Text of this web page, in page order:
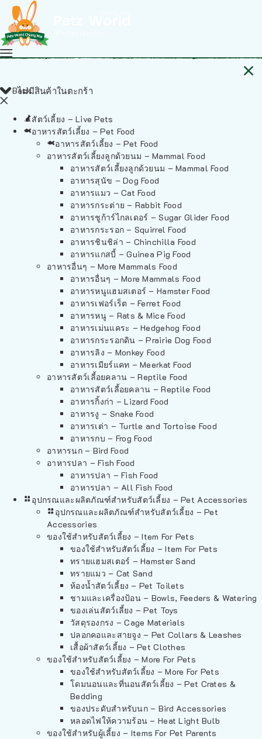
ไม่มีสินค้าในตะกร้า
Back
สัตว์เลี้ยง – Live Pets
อาหารสัตว์เลี้ยง – Pet Food
อาหารสัตว์เลี้ยง – Pet Food
อาหารสัตว์เลี้ยงลูกด้วยนม – Mammal Food
อาหารสัตว์เลี้ยงลูกด้วยนม – Mammal Food
อาหารสุนัข – Dog Food
อาหารแมว – Cat Food
อาหารกระต่าย – Rabbit Food
อาหารชูก้าร์ไกลเดอร์ – Sugar Glider Food
อาหารกระรอก – Squirrel Food
อาหารชินชิล่า – Chinchilla Food
อาหารแกสบี้ – Guinea Pig Food
อาหารอื่นๆ – More Mammals Food
อาหารอื่นๆ – More Mammals Food
อาหารหนูแฮมสเตอร์ – Hamster Food
อาหารเฟอร์เร็ต – Ferret Food
อาหารหนู – Rats & Mice Food
อาหารเม่นแคระ – Hedgehog Food
อาหารกระรอกดิน – Prairie Dog Food
อาหารลิง – Monkey Food
อาหารเมียร์แคท – Meerkat Food
อาหารสัตว์เลี้อยคลาน – Reptile Food
อาหารสัตว์เลี้อยคลาน – Reptile Food
อาหารกิ้งก่า – Lizard Food
อาหารงู – Snake Food
อาหารเต่า – Turtle and Tortoise Food
อาหารกบ – Frog Food
อาหารนก – Bird Food
อาหารปลา – Fish Food
อาหารปลา – Fish Food
อาหารปลา – All Fish Food
อุปกรณและผลิตภัณฑ์สำหรับสัตว์เลี้ยง – Pet Accessories
อุปกรณและผลิตภัณฑ์สำหรับสัตว์เลี้ยง – Pet
Accessories
ของใช้สำหรับสัตว์เลี้ยง – Item For Pets
ของใช้สำหรับสัตว์เลี้ยง – Item For Pets
ทรายแฮมสเตอร์ – Hamster Sand
ทรายแมว – Cat Sand
ห้องน้ำสัตว์เลี้ยง – Pet Toilets
ชามและเครื่องป้อน – Bowls, Feeders & Watering
ของเล่นสัตว์เลี้ยง – Pet Toys
วัสดุรองกรง – Cage Materials
ปลอกคอและสายจูง – Pet Collars & Leashes
เสื้อผ้าสัตว์เลี้ยง – Pet Clothes
ของใช้สำหรับสัตว์เลี้ยง – More For Pets
ของใช้สำหรับสัตว์เลี้ยง – More For Pets
โดมนอนและที่นอนสัตว์เลี้ยง – Pet Crates &
Bedding
ของประดับสำหรับนก – Bird Accessories
หลอดไฟให้ความร้อน – Heat Light Bulb
ของใช้สำหรับผู้เลี้ยง – Items For Pet Parents